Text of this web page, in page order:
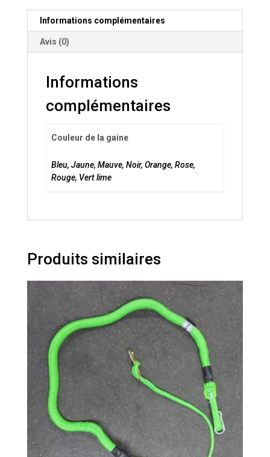
Informations complémentaires
Avis (0)
Informations
complémentaires
Couleur de la gaine
Bleu, Jaune, Mauve, Noir, Orange, Rose,
Rouge, Vert lime
Produits similaires